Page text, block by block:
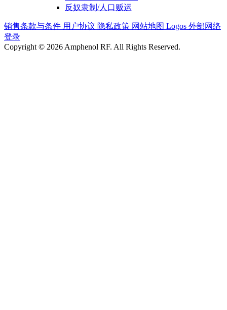
反奴隶制/人口贩运
销售条款与条件 用户协议 隐私政策 网站地图 Logos 外部网络
登录
Copyright © 2026 Amphenol RF. All Rights Reserved.